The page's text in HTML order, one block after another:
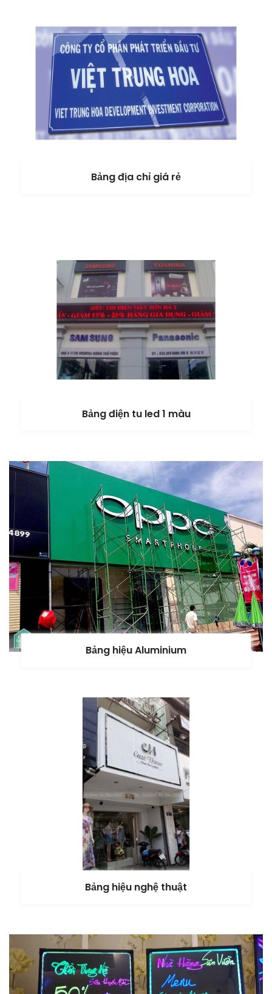
Bảng địa chỉ giá rẻ
Bảng điện tu led 1 màu
Bảng hiệu Aluminium
Bảng hiệu nghệ thuật